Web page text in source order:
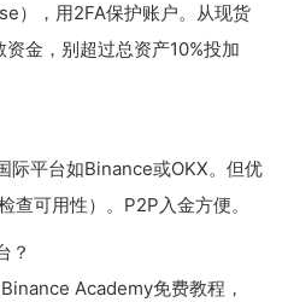
），用2FA保护账户。从现货
金，别超过总资产10%投加
际平台如Binance或OKX。但优
查可用性）。P2P入金方便。
？
Academy免费教程，